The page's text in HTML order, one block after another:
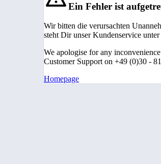
Ein Fehler ist
Wir bitten die verursachten
steht Dir unser Kundenservice
We apologise for any
Customer Support on +49 (0)30 -
Homepage